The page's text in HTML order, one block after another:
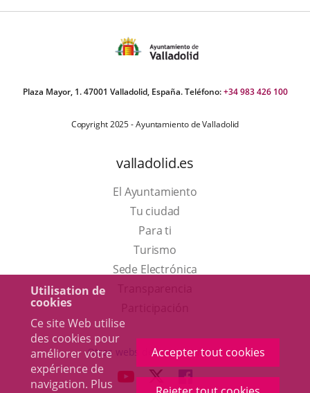
Utilisation de
cookies
Ce site Web utilise
des cookies pour
améliorer votre
expérience de
navigation. Plus
Accepter tout cookies
Plaza Mayor, 1. 47001 Valladolid, España. Teléfono:+34 983 426 100
Copyright 2025 - Ayuntamiento de Valladolid
valladolid.es
El Ayuntamiento
Tu ciudad
Para ti
TurismoEste
enlace
una
ventana
nueva.
Sede Electrónica
externa.
Otras webs del ayuntamiento
ENLACEENLACEENLACE